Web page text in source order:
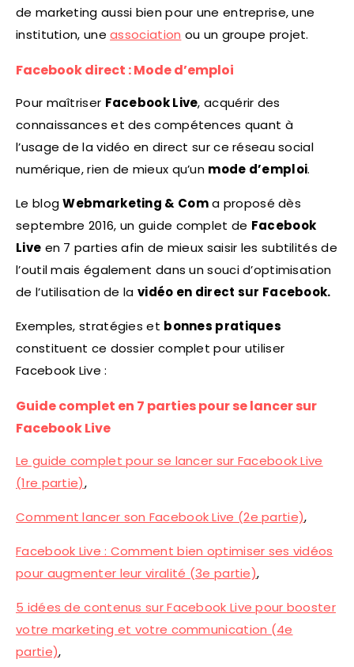
de marketing aussi bien pour une entreprise, une
institution, uneassociation ou un groupe projet.
Facebook direct : Mode d’emploi
Pour maîtriser Facebook Live, acquérir des
connaissances et des compétences quant à
l’usage de la vidéo en direct sur ce réseau social
numérique, rien de mieux qu’un mode d’emploi.
Le blogWebmarketing & Coma proposé dès
septembre 2016, un guide complet de Facebook
Live en 7 parties afin de mieux saisir les subtilités de
l’outil mais également dans un souci d’optimisation
de l’utilisation de la vidéo en direct sur Facebook.
Exemples, stratégies et bonnes pratiques
constituent ce dossier complet pour utiliser
Facebook Live :
Guide complet en 7 parties pour se lancer sur
Facebook Live
Le guide complet pour se lancer sur Facebook Live
(1re partie),
Comment lancer son Facebook Live (2e partie),
Facebook Live : Comment bien optimiser ses vidéos
pour augmenter leur viralité (3e partie),
5 idées de contenus sur Facebook Live pour booster
votre marketing et votre communication (4e
partie),